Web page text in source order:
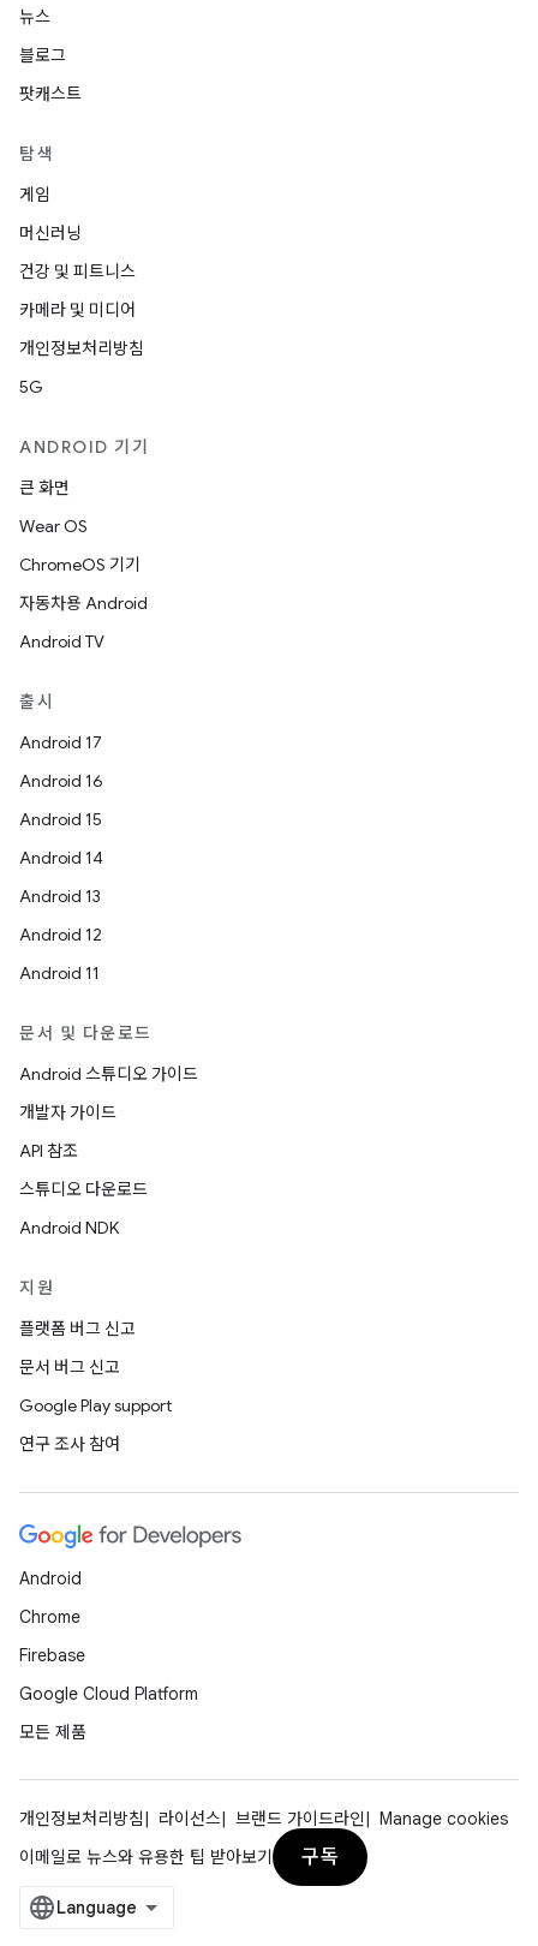
뉴스
블로그
팟캐스트
탐색
게임
머신러닝
건강 및 피트니스
카메라 및 미디어
개인정보처리방침
5G
ANDROID 기기
큰 화면
Wear OS
ChromeOS 기기
자동차용 Android
Android TV
출시
Android 17
Android 16
Android 15
Android 14
Android 13
Android 12
Android 11
문서 및 다운로드
Android 스튜디오 가이드
개발자 가이드
API 참조
스튜디오 다운로드
Android NDK
지원
플랫폼 버그 신고
문서 버그 신고
Google Play support
연구 조사 참여
Android
Chrome
Firebase
Google Cloud Platform
모든 제품
개인정보처리방침 라이선스 브랜드 가이드라인
Manage cookies
이메일로 뉴스와 유용한 팁 받아보기
구독